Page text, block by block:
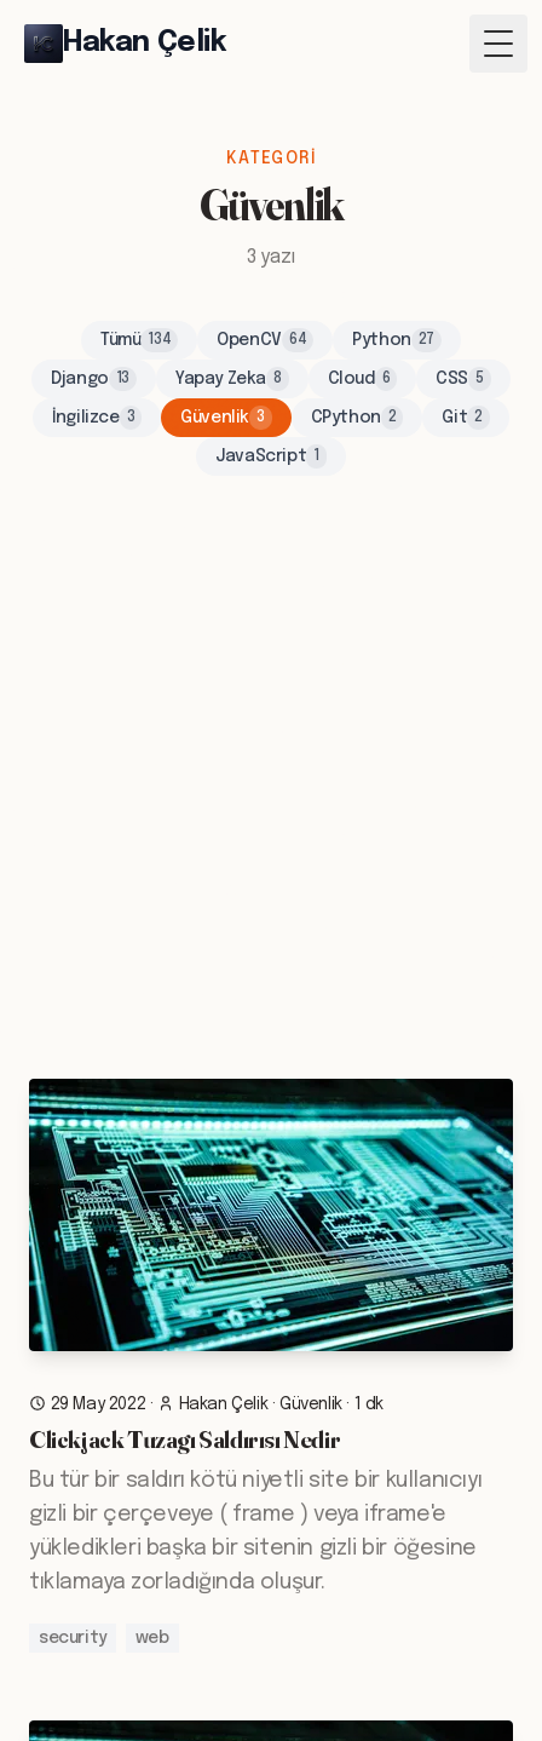
Hakan Çelik
KATEGORI
Güvenlik
3 yazı
Tümü 134 OpenCV 64 Python 27
Django 13 Yapay Zeka 8 Cloud 6 CSS 5
İngilizce 3 Güvenlik 3 CPython 2 Git 2
JavaScript
29 May 2022 · Hakan Çelik·Güvenlik · 1 dk
Clickjack Tuzagı Saldırısı Nedir
Bu tür bir saldırı kötü niyetli site bir kullanıcıyı
gizli bir çerçeveye ( frame ) veya iframe'e
yükledikleri başka bir sitenin gizli bir öğesine
tıklamaya zorladığında oluşur.
security web